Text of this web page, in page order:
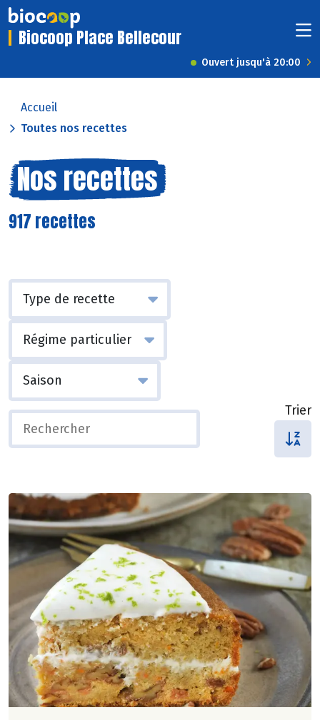
Biocoop Place Bellecour
Ouvert jusqu'à 20:00
Accueil
Toutes nos recettes
Nos recettes
917 recettes
Trier